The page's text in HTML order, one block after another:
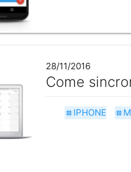
28/11/2016
Come
tag
tag IPHONE